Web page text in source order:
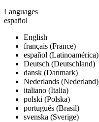
Languages
español
English
français (France)
español (Latinoamérica)
Deutsch (Deutschland)
dansk (Danmark)
Nederlands (Nederland)
italiano (Italia)
polski (Polska)
português (Brasil)
svenska (Sverige)